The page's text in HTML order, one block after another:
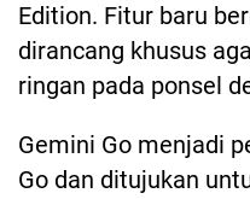
Edition. Fitur baru
dirancang khusus
ringan pada ponsel
Gemini Go menjadi
Go dan ditujukan